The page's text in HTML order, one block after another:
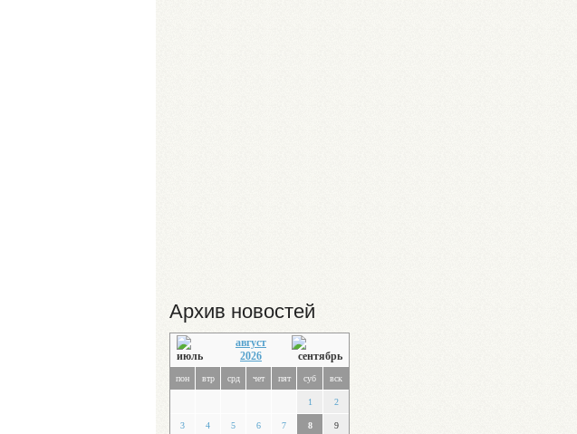
Архив новостей
август
2026
пон втр срд чет пят суб вск
1 2
3 4 5 6 7 8 9